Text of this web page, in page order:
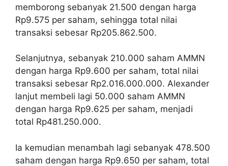
memborong sebanyak 21.500 dengan harga
Rp9.575 per saham, sehingga total nilai
transaksi sebesar Rp205.862.500.
Selanjutnya, sebanyak 210.000 saham AMMN
dengan harga Rp9.600 per saham, total nilai
transaksi sebesar Rp2.016.000.000. Alexander
lanjut membeli lagi 50.000 saham AMMN
dengan harga Rp9.625 per saham, menjadi
total Rp481.250.000.
Ia kemudian menambah lagi sebanyak 478.500
saham dengan harga Rp9.650 per saham, total